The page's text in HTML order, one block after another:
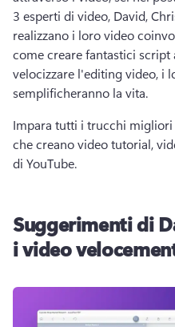
3 esperti di video, David,
realizzano i loro video
come creare fantastici
velocizzare l'editing video, i
semplificheranno la vita.
Impara tutti i trucchi migliori
che creano video tutorial,
di YouTube.
Suggerimenti di
i video